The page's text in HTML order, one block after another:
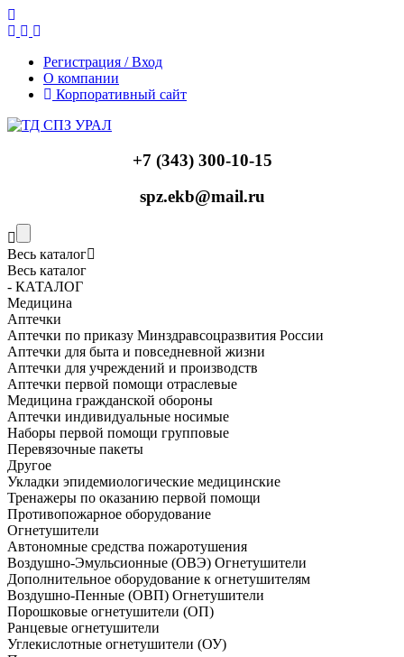
Регистрация / Вход
О компании
Корпоративный сайт
+7 (343) 300-10-15
spz.ekb@mail.ru
Весь каталог
Весь каталог
- КАТАЛОГ
Медицина
Аптечки
Аптечки по приказу Минздравсоцразвития России
Аптечки для быта и повседневной жизни
Аптечки для учреждений и производств
Аптечки первой помощи отраслевые
Медицина гражданской обороны
Аптечки индивидуальные носимые
Наборы первой помощи групповые
Перевязочные пакеты
Другое
Укладки эпидемиологические медицинские
Тренажеры по оказанию первой помощи
Противопожарное оборудование
Огнетушители
Автономные средства пожаротушения
Воздушно-Эмульсионные (ОВЭ) Огнетушители
Дополнительное оборудование к огнетушителям
Воздушно-Пенные (ОВП) Огнетушители
Порошковые огнетушители (ОП)
Ранцевые огнетушители
Углекислотные огнетушители (ОУ)